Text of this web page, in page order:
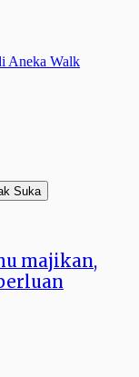
Suka
majikan,